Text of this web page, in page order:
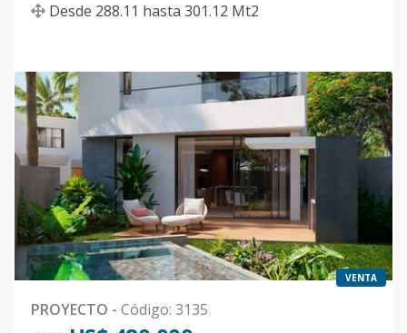
Desde 288.11 hasta 301.12 Mt2
VENTA
PROYECTO - Código: 3135